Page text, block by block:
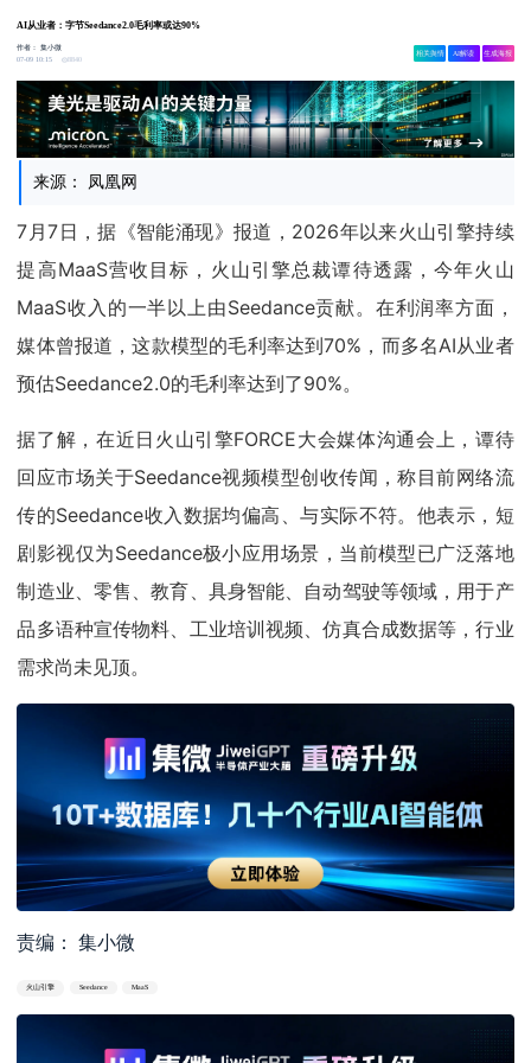
AI从业者：字节Seedance2.0毛利率或达90%
作者：集小微
07-09 10:15
8840
相关舆情 AI解读 生成海报
来源： 凤凰网
7月7日，据《智能涌现》报道，2026年以来火山引擎持续
提高MaaS营收目标，火山引擎总裁谭待透露，今年火山
MaaS收入的一半以上由Seedance贡献。在利润率方面，
媒体曾报道，这款模型的毛利率达到70%，而多名AI从业者
预估Seedance2.0的毛利率达到了90%。
据了解，在近日火山引擎FORCE大会媒体沟通会上，谭待
回应市场关于Seedance视频模型创收传闻，称目前网络流
传的Seedance收入数据均偏高、与实际不符。他表示，短
剧影视仅为Seedance极小应用场景，当前模型已广泛落地
制造业、零售、教育、具身智能、自动驾驶等领域，用于产
品多语种宣传物料、工业培训视频、仿真合成数据等，行业
需求尚未见顶。
责编： 集小微
火山引擎 Seedance MaaS